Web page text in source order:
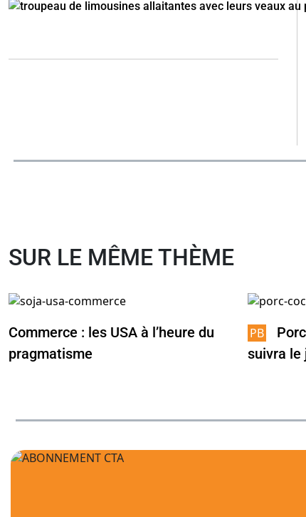
SUR LE MÊME THÈME
Commerce : les USA à l’heure du
pragmatisme
suivra le